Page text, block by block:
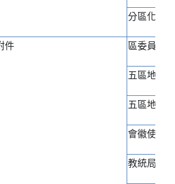
分區化經
件 區委員會
五區地理
五區地理
會徽使用
教統局戶